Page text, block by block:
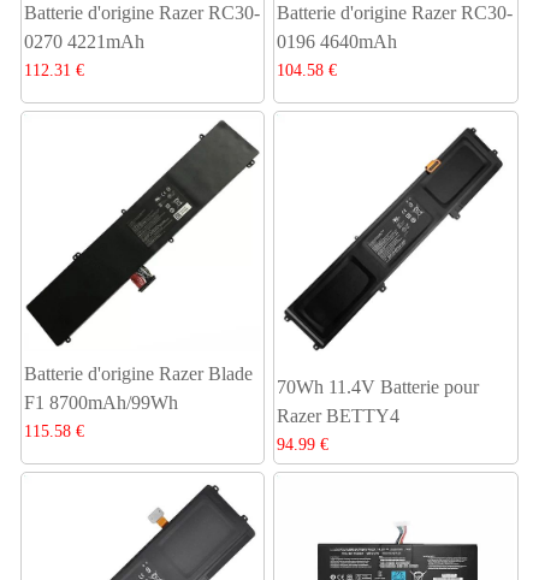
Batterie d'origine Razer RC30-
0270 4221mAh
112.31 €
Batterie d'origine Razer RC30-
0196 4640mAh
104.58 €
Batterie d'origine Razer Blade
F1 8700mAh/99Wh
115.58 €
70Wh 11.4V Batterie pour
Razer BETTY4
94.99 €